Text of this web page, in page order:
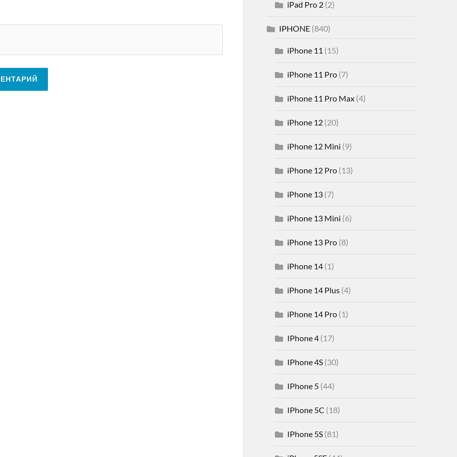
iPad Pro 2(2)
IPHONE(840)
iPhone 11 (15)
iPhone 11 Pro(7)
iPhone 11 Pro Max(4)
iPhone 12(20)
iPhone 12 Mini (9)
iPhone 12 Pro(13)
iPhone 13(7)
iPhone 13 Mini (6)
iPhone 13 Pro(8)
iPhone 14(1)
iPhone 14 Plus(4)
iPhone 14 Pro(1)
IPhone 4(17)
IPhone 4S(30)
IPhone 5(44)
IPhone 5C (18)
IPhone 5S(81)